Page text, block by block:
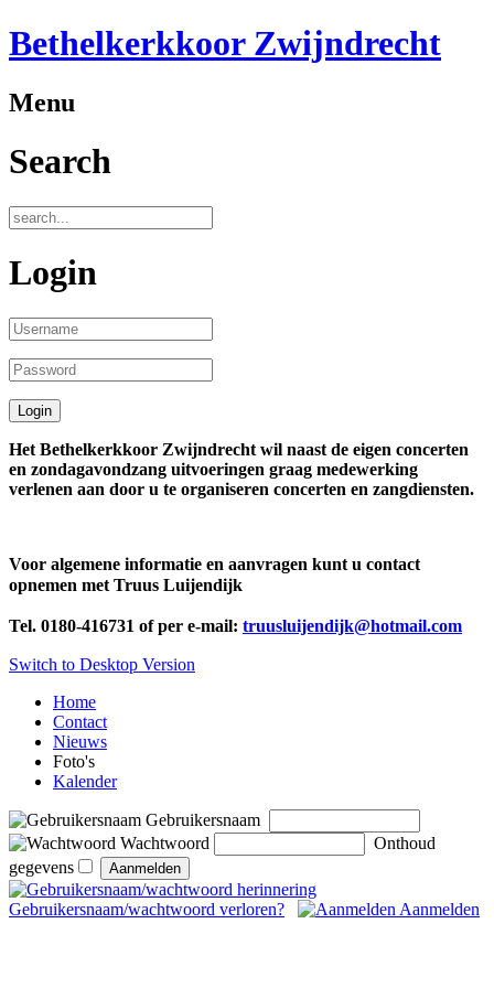
Bethelkerkkoor Zwijndrecht
Menu
Search
Login
Het Bethelkerkkoor Zwijndrecht wil naast de eigen concerten
en zondagavondzang uitvoeringen graag medewerking
verlenen aan door u te organiseren concerten en zangdiensten.
Voor algemene informatie en aanvragen kunt u contact
opnemen met Truus Luijendijk
Tel. 0180-416731 of per e-mail: truusluijendijk@hotmail.com
Switch to Desktop Version
Home
Contact
Nieuws
Foto's
Kalender
Gebruikersnaam
Wachtwoord
Onthoud
gegevens
Gebruikersnaam/wachtwoord verloren? Aanmelden